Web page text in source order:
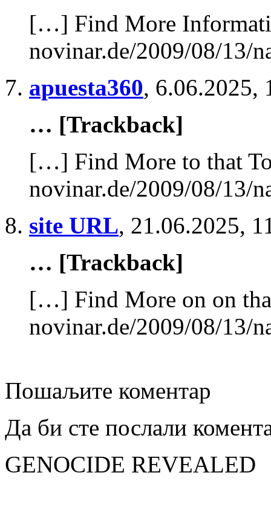
[…] Find More
novinar.de/2009/08/
apuesta360, 6.06.2025,
… [Trackback]
[…] Find More to that
novinar.de/2009/08/
site URL, 21.06.2025,
… [Trackback]
[…] Find More on on
novinar.de/2009/08/
Пошаљите коментар
Да би сте послали
GENOCIDE REVEALED